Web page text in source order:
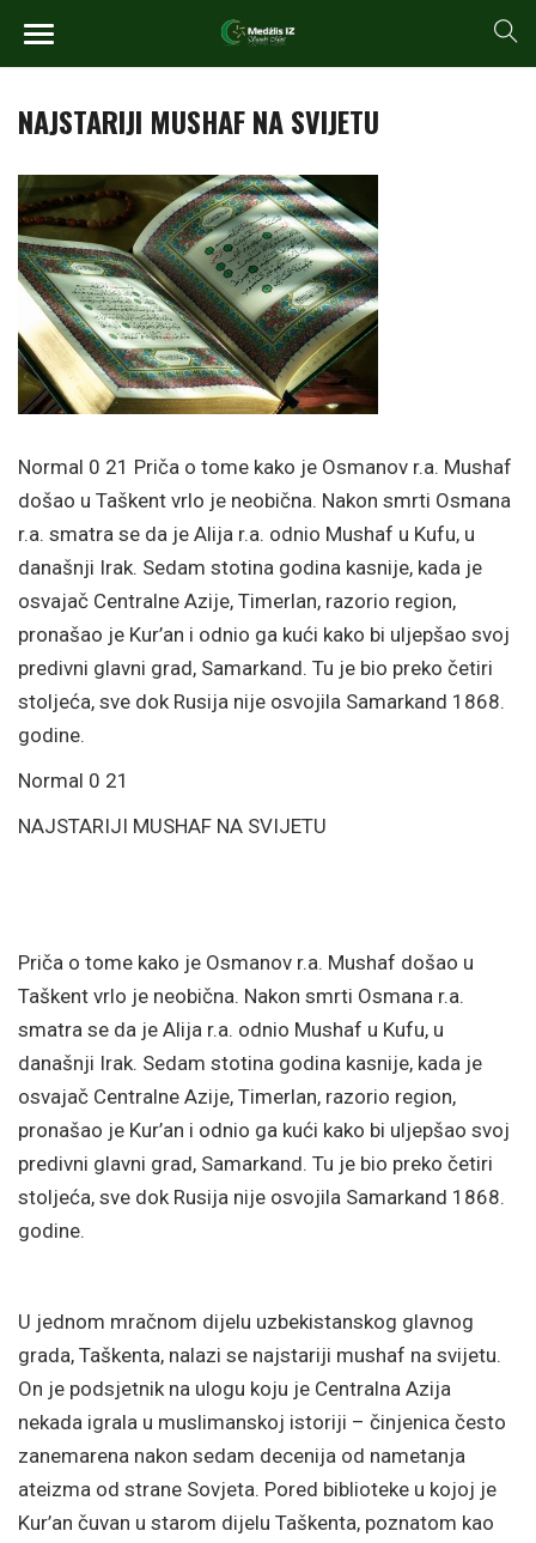
NAJSTARIJI MUSHAF NA SVIJETU
Normal 0 21 Priča o tome kako je Osmanov r.a. Mushaf
došao u Taškent vrlo je neobična. Nakon smrti Osmana
r.a. smatra se da je Alija r.a. odnio Mushaf u Kufu, u
današnji Irak. Sedam stotina godina kasnije, kada je
osvajač Centralne Azije, Timerlan, razorio region,
pronašao je Kur’an i odnio ga kući kako bi uljepšao svoj
predivni glavni grad, Samarkand. Tu je bio preko četiri
stoljeća, sve dok Rusija nije osvojila Samarkand 1868.
godine.
Normal 0 21
NAJSTARIJI MUSHAF NA SVIJETU
Priča o tome kako je Osmanov r.a. Mushaf došao u
Taškent vrlo je neobična. Nakon smrti Osmana r.a.
smatra se da je Alija r.a. odnio Mushaf u Kufu, u
današnji Irak. Sedam stotina godina kasnije, kada je
osvajač Centralne Azije, Timerlan, razorio region,
pronašao je Kur’an i odnio ga kući kako bi uljepšao svoj
predivni glavni grad, Samarkand. Tu je bio preko četiri
stoljeća, sve dok Rusija nije osvojila Samarkand 1868.
godine.
U jednom mračnom dijelu uzbekistanskog glavnog
grada, Taškenta, nalazi se najstariji mushaf na svijetu.
On je podsjetnik na ulogu koju je Centralna Azija
nekada igrala u muslimanskoj istoriji – činjenica često
zanemarena nakon sedam decenija od nametanja
ateizma od strane Sovjeta. Pored biblioteke u kojoj je
Kur’an čuvan u starom dijelu Taškenta, poznatom kao